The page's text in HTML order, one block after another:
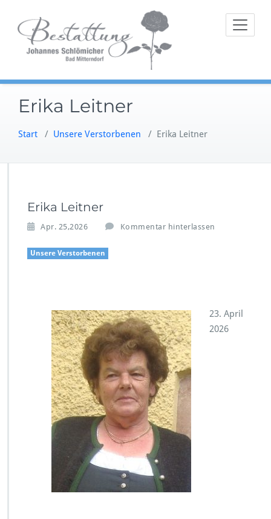
Inhalt
springen
Im Trauerfall
an Ihrer Seite
Erika Leitner
Start / Unsere Verstorbenen / Erika Leitner
Erika Leitner
Apr. 25,2026 Kommentar hinterlassen
Unsere Verstorbenen
23. April
2026